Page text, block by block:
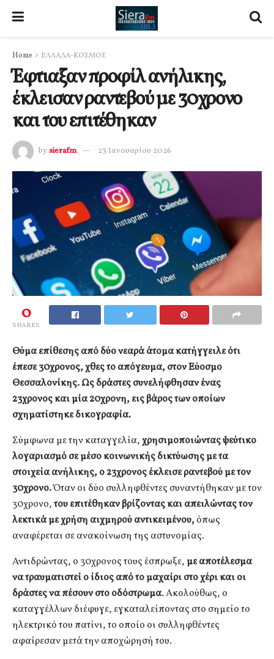
Home ΕΛΛΑΔΑ-ΚΟΣΜΟΣ
Έφτιαξαν προφίλ ανήλικης,
έκλεισαν ραντεβού με 30χρονο
και του επιτέθηκαν
by sierafm 23 Ιανουαρίου 2026
0
SHARES
Θύμα επίθεσης από δύο νεαρά άτομα κατήγγειλε ότι
έπεσε 30χρονος, χθες το απόγευμα, στον Εύοσμο
Θεσσαλονίκης. Ως δράστες συνελήφθησαν ένας
23χρονος και μία 20χρονη, εις βάρος των οποίων
σχηματίστηκε δικογραφία.
Σύμφωνα με την καταγγελία,χρησιμοποιώντας ψεύτικο
λογαριασμό σε μέσο κοινωνικής δικτύωσης με τα
στοιχεία ανήλικης, ο 23χρονος έκλεισε ραντεβού με τον
30χρονο.Όταν οι δύο συλληφθέντες συναντήθηκαν με τον
30χρονο,του επιτέθηκαν βρίζοντας και απειλώντας τον
λεκτικά με χρήση αιχμηρού αντικειμένου,όπως
αναφέρεται σε ανακοίνωση της αστυνομίας.
Αντιδρώντας, ο 30χρονος τους έσπρωξε, με αποτέλεσμα
να τραυματιστεί ο ίδιος από το μαχαίρι στο χέρι και οι
δράστες να πέσουν στο οδόστρωμα. Ακολούθως, ο
καταγγέλλων διέφυγε, εγκαταλείποντας στο σημείο το
ηλεκτρικό του πατίνι, το οποίο οι συλληφθέντες
αφαίρεσαν μετά την αποχώρησή του.